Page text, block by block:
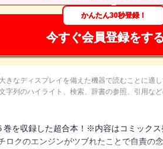
かんたん30秒登録！
今すぐ会員登録をす
なディスプレイを備えた機器で読むことに適し
字列のハイライト、検索、辞書の参照、引用など
巻を収録した超合本！※内容はコミック
ロクのエンジンがツブれたことで自責の